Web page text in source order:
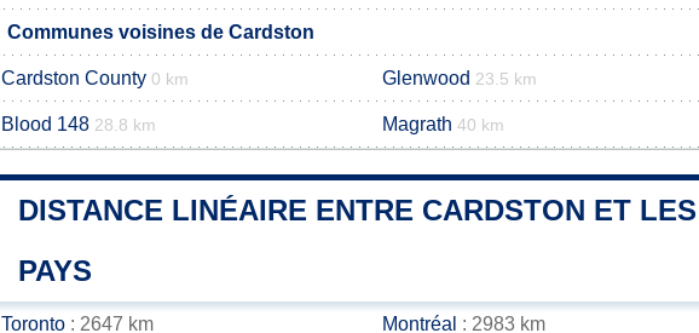
Communes voisines de Cardston
Cardston County 0 km Glenwood 23.5 km
Blood 148 28.8 km Magrath 40 km
DISTANCE LINÉAIRE ENTRE CARDSTON ET
PAYS
Toronto : 2647 km Montréal : 2983 km